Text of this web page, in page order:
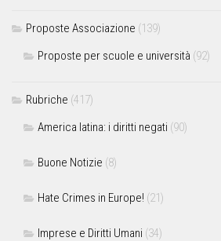
Proposte Associazione (139)
Proposte per scuole e università (92)
Rubriche (417)
America latina: i diritti negati (90)
Buone Notizie (8)
Hate Crimes in Europe! (21)
Imprese e Diritti Umani (34)